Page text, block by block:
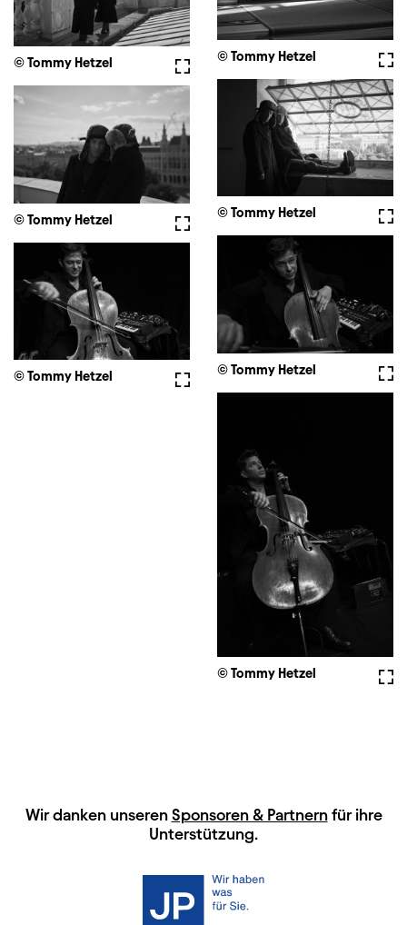
© Tommy Hetzel
Vollbild
© Tommy Hetzel
© Tommy Hetzel
Vollbild
© Tommy Hetzel
© Tommy Hetzel
Vollbild
© Tommy Hetzel
© Tommy Hetzel
HAUPTSPONSOREN
Wir danken unseren Sponsoren & Partnernfür ihre
Unterstützung.